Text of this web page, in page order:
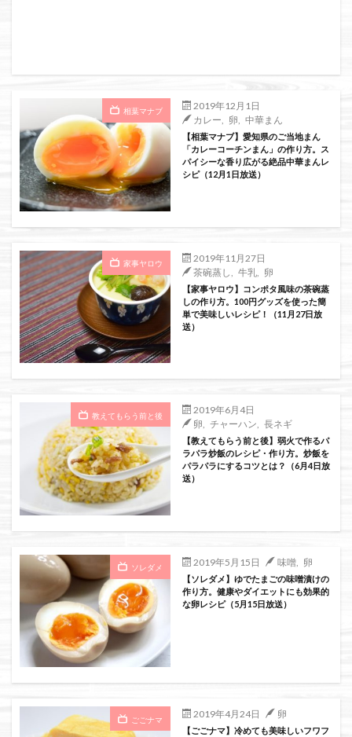
相葉マナブ
2019年12月1日
カレー
卵 中華まん
【相葉マナブ】愛知県のご当地まん
「カレーコーチンまん」の作り方。ス
パイシーな香り広がる絶品中華まんレ
シピ（12月1日放送）
家事ヤロウ
2019年11月27日
茶碗蒸し
牛乳 卵
【家事ヤロウ】コンポタ風味の茶碗蒸
しの作り方。100円グッズを使った簡
単で美味しいレシピ！（11月27日放
送）
教えてもらう前と後
2019年6月4日
卵
チャーハン 長ネギ
【教えてもらう前と後】弱火で作るパ
ラパラ炒飯のレシピ・作り方。炒飯を
パラパラにするコツとは？（6月4日放
送）
ソレダメ
2019年5月15日 味噌, 卵
【ソレダメ】ゆでたまごの味噌漬けの
作り方。健康やダイエットにも効果的
な卵レシピ（5月15日放送）
ごごナマ
2019年4月24日 卵
【ごごナマ】冷めても美味しいフワフ